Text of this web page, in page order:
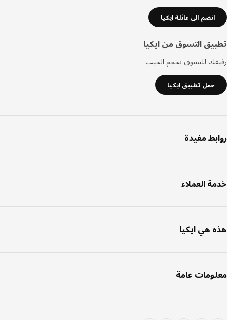
انضم الى عائلة ايكيا
التسوق من ايكيا
للتسوق بحجم الجيب
حمل تطبيق ايكيا
مفيدة
العملاء
هي ايكيا
عامة